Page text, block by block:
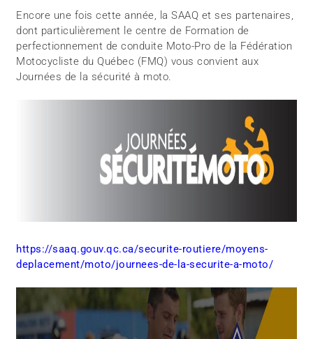
Encore une fois cette année, la SAAQ et ses partenaires,
dont particulièrement le centre de Formation de
perfectionnement de conduite Moto-Pro de la Fédération
Motocycliste du Québec (FMQ) vous convient aux
Journées de la sécurité à moto.
https://saaq.gouv.qc.ca/securite-routiere/moyens-
deplacement/moto/journees-de-la-securite-a-moto/